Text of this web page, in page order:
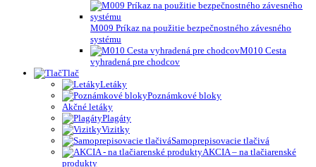
M009 Príkaz na použitie bezpečnostného závesného
systému
M010 Cesta
vyhradená pre chodcov
Tlač
Letáky
Poznámkové bloky
Akčné letáky
Plagáty
Vizitky
Samoprepisovacie tlačivá
AKCIA – na tlačiarenské
produkty